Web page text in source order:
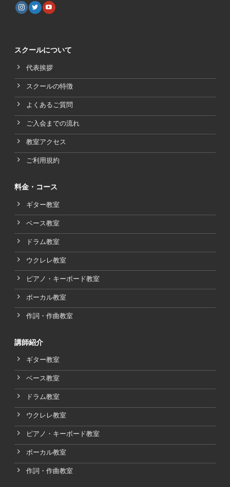
スクールについて
代表挨拶
スクールの特徴
よくあるご質問
ご入会までの流れ
教室アクセス
ご利用規約
料金・コース
ギター教室
ベース教室
ドラム教室
ウクレレ教室
ピアノ・キーボード教室
ボーカル教室
作詞・作曲教室
講師紹介
ギター教室
ベース教室
ドラム教室
ウクレレ教室
ピアノ・キーボード教室
ボーカル教室
作詞・作曲教室